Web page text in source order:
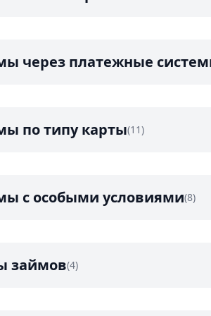
через платежные
по типу карты(11)
с особыми условиями(8)
займов(4)